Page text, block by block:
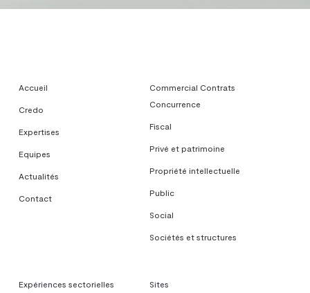
Accueil
Credo
Expertises
Equipes
Actualités
Contact
Commercial Contrats
Concurrence
Fiscal
Privé et patrimoine
Propriété intellectuelle
Public
Social
Sociétés et structures
Expériences sectorielles Sites